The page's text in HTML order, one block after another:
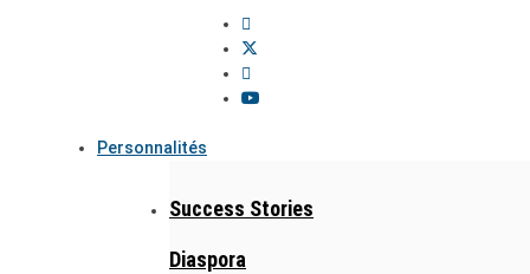
Personnalités
Success Stories
Diaspora